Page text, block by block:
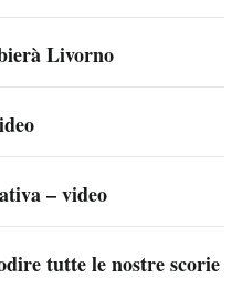
Livorno
– video
tutte le nostre scorie